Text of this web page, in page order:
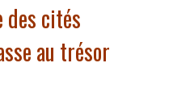
des cités
au trésor